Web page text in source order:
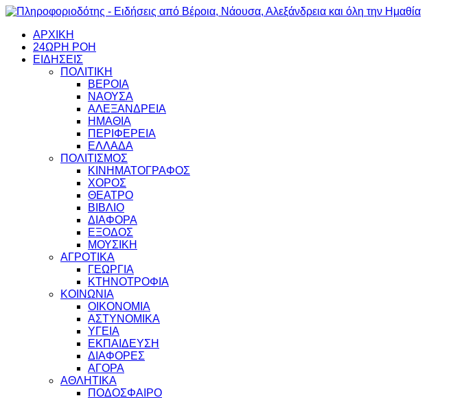
ΑΡΧΙΚΗ
24ΩΡΗ ΡΟΗ
ΕΙΔΗΣΕΙΣ
ΠΟΛΙΤΙΚΗ
ΒΕΡΟΙΑ
ΝΑΟΥΣΑ
ΑΛΕΞΑΝΔΡΕΙΑ
ΗΜΑΘΙΑ
ΠΕΡΙΦΕΡΕΙΑ
ΕΛΛΑΔΑ
ΠΟΛΙΤΙΣΜΟΣ
ΚΙΝΗΜΑΤΟΓΡΑΦΟΣ
ΧΟΡΟΣ
ΘΕΑΤΡΟ
ΒΙΒΛΙΟ
ΔΙΑΦΟΡΑ
ΕΞΟΔΟΣ
ΜΟΥΣΙΚΗ
ΑΓΡΟΤΙΚΑ
ΓΕΩΡΓΙΑ
ΚΤΗΝΟΤΡΟΦΙΑ
ΚΟΙΝΩΝΙΑ
ΟΙΚΟΝΟΜΙΑ
ΑΣΤΥΝΟΜΙΚΑ
ΥΓΕΙΑ
ΕΚΠΑΙΔΕΥΣΗ
ΔΙΑΦΟΡΕΣ
ΑΓΟΡΑ
ΑΘΛΗΤΙΚΑ
ΠΟΔΟΣΦΑΙΡΟ